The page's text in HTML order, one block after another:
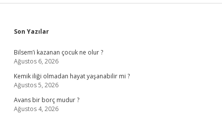
Sidebar
Son Yazılar
Bilsem’i kazanan çocuk ne olur ?
Ağustos 6, 2026
Kemik iliği olmadan hayat yaşanabilir mi ?
Ağustos 5, 2026
Avans bir borç mudur ?
Ağustos 4, 2026